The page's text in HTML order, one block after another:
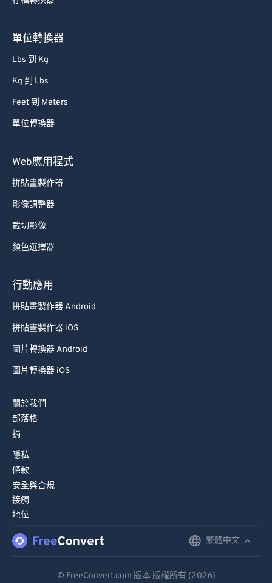
單位轉換器
Lbs 到 Kg
Kg 到 Lbs
Feet 到 Meters
單位轉換器
Web應用程式
拼貼畫製作器
影像調整器
裁切影像
顏色選擇器
行動應用
拼貼畫製作器 Android
拼貼畫製作器 iOS
圖片轉換器 Android
圖片轉換器 iOS
關於我們
部落格
捐
隱私
條款
安全與合規
接觸
地位
繁體中文
© FreeConvert.com 版本 版權所有 (2026)